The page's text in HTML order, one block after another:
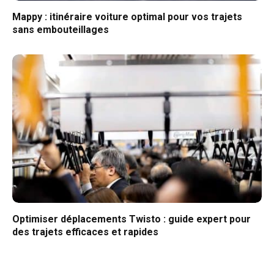
Mappy : itinéraire voiture optimal pour vos trajets
sans embouteillages
Optimiser déplacements Twisto : guide expert pour
des trajets efficaces et rapides